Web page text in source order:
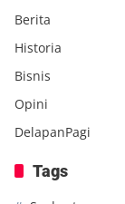
Berita
Historia
Bisnis
Opini
DelapanPagi
Tags